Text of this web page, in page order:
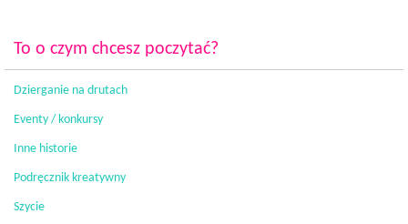
To o czym chcesz poczytać?
Dzierganie na drutach
Eventy / konkursy
Inne historie
Podręcznik kreatywny
Szycie